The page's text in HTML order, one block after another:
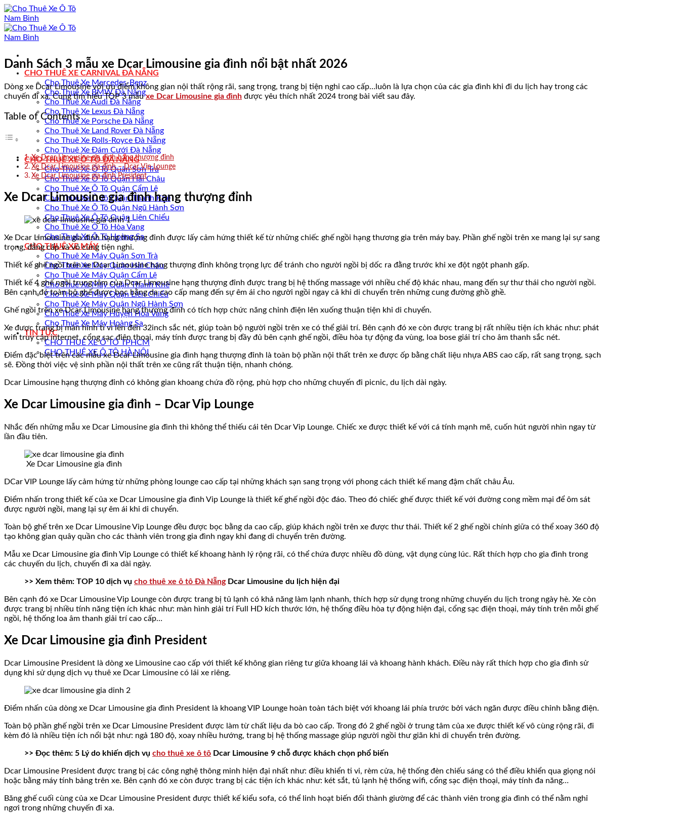
Bỏ
qua
nội
dung
CHO THUÊ XE CARNIVAL ĐÀ NẴNG
Cho Thuê Xe Mercedes-Benz
Cho Thuê Xe BMW Đà Nẵng
Cho Thuê Xe Audi Đà Nẵng
Cho Thuê Xe Lexus Đà Nẵng
Cho Thuê Xe Porsche Đà Nẵng
Cho Thuê Xe Land Rover Đà Nẵng
Cho Thuê Xe Rolls-Royce Đà Nẵng
Cho Thuê Xe Đám Cưới Đà Nẵng
CHO THUÊ XE Ô TÔ ĐÀ NẴNG
Cho Thuê Xe Ô Tô Quận Sơn Trà
Cho Thuê Xe Ô Tô Quận Hải Châu
Cho Thuê Xe Ô Tô Quận Cẩm Lệ
Cho Thuê Xe Ô Tô Quận Thanh Khê
Cho Thuê Xe Ô Tô Quận Ngũ Hành Sơn
Cho Thuê Xe Ô Tô Quận Liên Chiểu
Cho Thuê Xe Ô Tô Hòa Vang
Cho Thuê Xe Ô Tô Hoàng Sa
CHO THUÊ XE MÁY
Cho Thuê Xe Máy Quận Sơn Trà
Cho Thuê Xe Máy Quận Hải Châu
Cho Thuê Xe Máy Quận Cẩm Lệ
Cho Thuê Xe Máy Quận Thanh Khê
Cho Thuê Xe Máy Quận Liên Chiểu
Cho Thuê Xe Máy Quận Ngũ Hành Sơn
Cho Thuê Xe Máy Huyện Hòa Vang
Cho Thuê Xe Máy Hoàng Sa
TIN TỨC
CHO THUÊ XE Ô TÔ TPHCM
CHO THUÊ XE Ô TÔ HÀ NỘI
Danh Sách 3 mẫu xe Dcar Limousine gia đình nổi bật nhất 2026
Dòng xe Dcar Limousine với ưu điểm không gian nội thất rộng rãi, sang trọng, trang bị tiện nghi cao cấp…luôn là lựa chọn của các gia đình khi đi du lịch hay trong các
chuyến đi xa. Cùng tìm hiểu TOP 3 mẫuxe Dcar Limousine gia đình được yêu thích nhất 2024 trong bài viết sau đây.
Table of Contents
Xe Dcar Limousine gia đình hạng thượng đỉnh
Xe Dcar Limousine gia đình – Dcar Vip Lounge
Xe Dcar Limousine gia đình President
Xe Dcar Limousine gia đình hạng thượng đỉnh
Xe Dcar Limousine gia đình hạng thượng đỉnh được lấy cảm hứng thiết kế từ những chiếc ghế ngồi hạng thương gia trên máy bay. Phần ghế ngồi trên xe mang lại sự sang
trọng, đẳng cấp và vô cùng tiện nghi.
Thiết kế ghế ngồi trên xe Dcar Limousine hạng thượng đỉnh không trọng lực để tránh cho người ngồi bị dốc ra đằng trước khi xe đột ngột phanh gấp.
Thiết kế 4 ghế ngồi trung tâm của Dcar Limousine hạng thượng đỉnh được trang bị hệ thống massage với nhiều chế độ khác nhau, mang đến sự thư thái cho người ngồi.
Bên cạnh đó toàn bộ ghế được bọc bằng da cao cấp mang đến sự êm ái cho người ngồi ngay cả khi di chuyển trên những cung đường ghồ ghề.
Ghế ngồi trên xe Dcar Limousine hạng thượng đỉnh có tích hợp chức năng chỉnh điện lên xuống thuận tiện khi di chuyển.
Xe được trang bị màn hình ti vi lên đến 32inch sắc nét, giúp toàn bộ người ngồi trên xe có thể giải trí. Bên cạnh đó xe còn được trang bị rất nhiều tiện ích khác như: phát
wifi truy cập internet, cổng sạc điện thoại, máy tính được trang bị đầy đủ bên cạnh ghế ngồi, điều hòa tự động đa vùng, loa bose giái trí cho âm thanh sắc nét.
Điểm đặc biệt trên các mẫu xe Dcar Limousine gia đình hạng thượng đỉnh là toàn bộ phần nội thất trên xe được ốp bằng chất liệu nhựa ABS cao cấp, rất sang trọng, sạch
sẽ. Đồng thời việc vệ sinh phần nội thất trên xe cũng rất thuận tiện, nhanh chóng.
Dcar Limousine hạng thượng đỉnh có không gian khoang chứa đồ rộng, phù hợp cho những chuyến đi picnic, du lịch dài ngày.
Xe Dcar Limousine gia đình – Dcar Vip Lounge
Nhắc đến những mẫu xe Dcar Limousine gia đình thì không thể thiếu cái tên Dcar Vip Lounge. Chiếc xe được thiết kế với cá tính mạnh mẽ, cuốn hút người nhìn ngay từ
lần đầu tiên.
Xe Dcar Limousine gia đình
DCar VIP Lounge lấy cảm hứng từ những phòng lounge cao cấp tại những khách sạn sang trọng với phong cách thiết kế mang đậm chất châu Âu.
Điểm nhấn trong thiết kế của xe Dcar Limousine gia đình Vip Lounge là thiết kế ghế ngồi độc đáo. Theo đó chiếc ghế được thiết kế với đường cong mềm mại để ôm sát
được người ngồi, mang lại sự êm ái khi di chuyển.
Toàn bộ ghế trên xe Dcar Limousine Vip Lounge đều được bọc bằng da cao cấp, giúp khách ngồi trên xe được thư thái. Thiết kế 2 ghế ngồi chính giữa có thể xoay 360 độ
tạo không gian quây quần cho các thành viên trong gia đình ngay khi đang di chuyển trên đường.
Mẫu xe Dcar Limousine gia đình Vip Lounge có thiết kế khoang hành lý rộng rãi, có thể chứa được nhiều đồ dùng, vật dụng cùng lúc. Rất thích hợp cho gia đình trong
các chuyến du lịch, chuyến đi xa dài ngày.
>> Xem thêm: TOP 10 dịch vụ cho thuê xe ô tô Đà NẵngDcar Limousine du lịch hiện đại
Bên cạnh đó xe Dcar Limousine Vip Lounge còn được trang bị tủ lạnh có khả năng làm lạnh nhanh, thích hợp sử dụng trong những chuyến du lịch trong ngày hè. Xe còn
được trang bị nhiều tính năng tiện ích khác như: màn hình giải trí Full HD kích thước lớn, hệ thống điều hòa tự động hiện đại, cổng sạc điện thoại, máy tính trên mỗi ghế
ngồi, hệ thống loa âm thanh giải trí cao cấp…
Xe Dcar Limousine gia đình President
Dcar Limousine President là dòng xe Limousine cao cấp với thiết kế không gian riêng tư giữa khoang lái và khoang hành khách. Điều này rất thích hợp cho gia đình sử
dụng khi sử dụng dịch vụ thuê xe Dcar Limousine có lái xe riêng.
Điểm nhấn của dòng xe Dcar Limousine gia đình President là khoang VIP Lounge hoàn toàn tách biệt với khoang lái phía trước bởi vách ngăn được điều chỉnh bằng điện.
Toàn bộ phần ghế ngồi trên xe Dcar Limousine President được làm từ chất liệu da bò cao cấp. Trong đó 2 ghế ngồi ở trung tâm của xe được thiết kế vô cùng rộng rãi, đi
kèm đó là nhiều tiện ích nổi bật như: ngả 180 độ, xoay nhiều hướng, trang bị hệ thống massage giúp người ngồi thư giãn khi di chuyển trên đường.
>> Đọc thêm: 5 Lý do khiến dịch vụ cho thuê xe ô tô Dcar Limousine 9 chỗ được khách chọn phổ biến
Dcar Limousine President được trang bị các công nghệ thông minh hiện đại nhất như: điều khiển ti vi, rèm cửa, hệ thống đèn chiếu sáng có thể điều khiển qua giọng nói
hoặc bằng máy tính bảng trên xe. Bên cạnh đó xe còn được trang bị các tiện ích khác như: két sắt, tủ lạnh hệ thống wifi, cổng sạc điện thoại, máy tính đa năng…
Băng ghế cuối cùng của xe Dcar Limousine President được thiết kế kiểu sofa, có thể linh hoạt biến đổi thành giường để các thành viên trong gia đình có thể nằm nghỉ
ngơi trong những chuyến đi xa.